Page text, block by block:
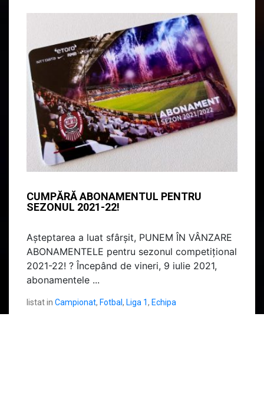
CUMPĂRĂ ABONAMENTUL PENTRU
SEZONUL 2021-22!
Așteptarea a luat sfârșit, PUNEM ÎN VÂNZARE
ABONAMENTELE pentru sezonul competițional
2021-22! ? Începând de vineri, 9 iulie 2021,
abonamentele ...
listat in Campionat, Fotbal , Liga 1, Echipa